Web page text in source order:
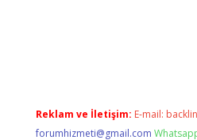
Reklam ve İletişim: E-mail:
forumhizmeti@gmail.com